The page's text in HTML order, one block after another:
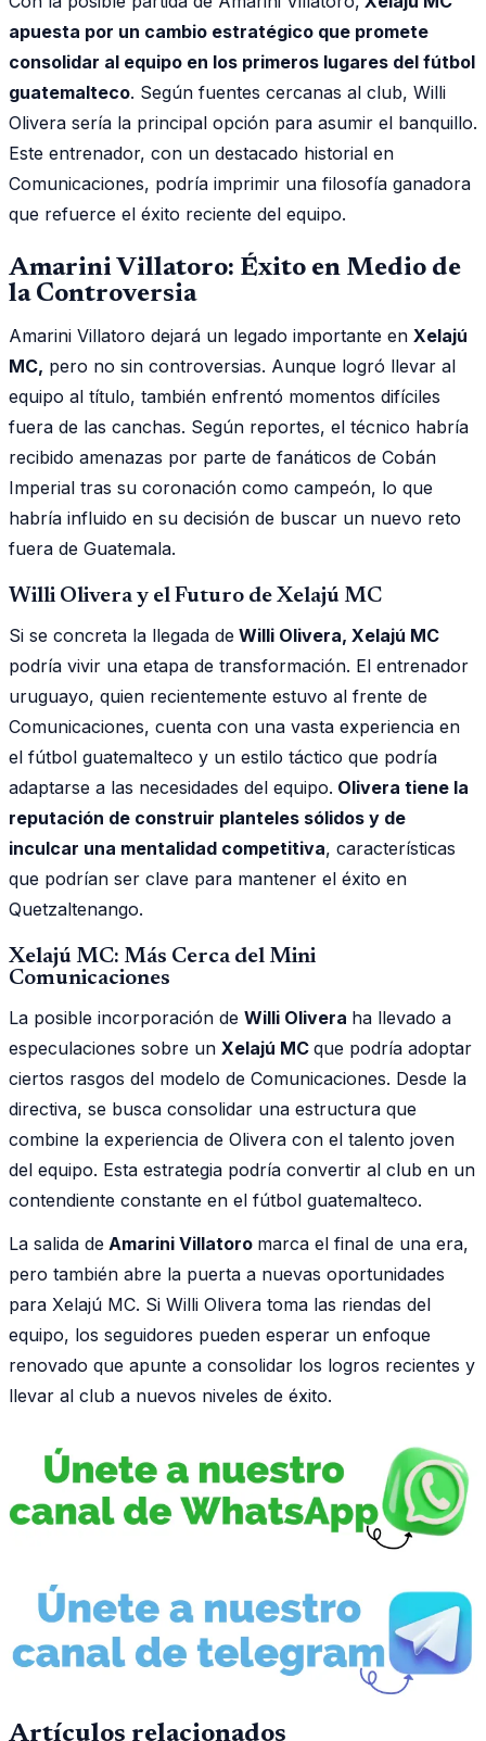
apuesta por un cambio estratégico que promete
consolidar al equipo en los primeros lugares del fútbol
guatemalteco. Según fuentes cercanas al club, Willi
Olivera sería la principal opción para asumir el banquillo.
Este entrenador, con un destacado historial en
Comunicaciones, podría imprimir una filosofía ganadora
que refuerce el éxito reciente del equipo.
Amarini Villatoro: Éxito en Medio de
la Controversia
Amarini Villatoro dejará un legado importante en Xelajú
MC, pero no sin controversias. Aunque logró llevar al
equipo al título, también enfrentó momentos difíciles
fuera de las canchas. Según reportes, el técnico habría
recibido amenazas por parte de fanáticos de Cobán
Imperial tras su coronación como campeón, lo que
habría influido en su decisión de buscar un nuevo reto
fuera de Guatemala.
Willi Olivera y el Futuro de Xelajú MC
Si se concreta la llegada de Willi Olivera, Xelajú MC
podría vivir una etapa de transformación. El entrenador
uruguayo, quien recientemente estuvo al frente de
Comunicaciones, cuenta con una vasta experiencia en
el fútbol guatemalteco y un estilo táctico que podría
adaptarse a las necesidades del equipo. Olivera tiene la
reputación de construir planteles sólidos y de
inculcar una mentalidad competitiva, características
que podrían ser clave para mantener el éxito en
Quetzaltenango.
Xelajú MC: Más Cerca del Mini
Comunicaciones
La posible incorporación de Willi Olivera ha llevado a
especulaciones sobre un Xelajú MC que podría adoptar
ciertos rasgos del modelo de Comunicaciones. Desde la
directiva, se busca consolidar una estructura que
combine la experiencia de Olivera con el talento joven
del equipo. Esta estrategia podría convertir al club en un
contendiente constante en el fútbol guatemalteco.
La salida de Amarini Villatoro marca el final de una era,
pero también abre la puerta a nuevas oportunidades
para Xelajú MC. Si Willi Olivera toma las riendas del
equipo, los seguidores pueden esperar un enfoque
renovado que apunte a consolidar los logros recientes y
llevar al club a nuevos niveles de éxito.
Artículos relacionados